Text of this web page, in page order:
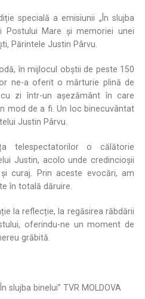
specială a emisiunii „În slujba
Postului Mare și memoriei unei
Părintele Justin Pârvu.
în mijlocul obștii de peste 150
ne-a oferit o mărturie plină de
zi într-un așezământ în care
mod de a fi. Un loc binecuvântat
Justin Pârvu.
o călătorie
Justin, acolo unde credincioșii
curaj. Prin aceste evocări, am
în totală dăruire.
la reflecție, la regăsirea răbdării
oferindu-ne un moment de
grăbită.
slujba binelui” TVR MOLDOVA